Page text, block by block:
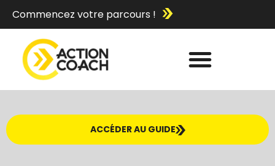
Commencez votre parcours !
ACCÉDER AU GUIDE